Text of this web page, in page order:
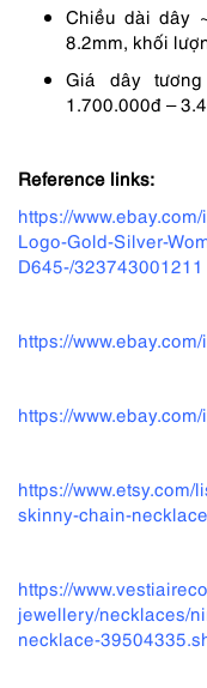
Chiều dài dây
8.2mm, khối
Giá dây
1.700.000đ –
Reference links:
https://
Logo-Gold-Silver-
D645-/323743001211
https://
https://
https://
skinny-chain-necklace
https://
jewellery/necklaces/
necklace-